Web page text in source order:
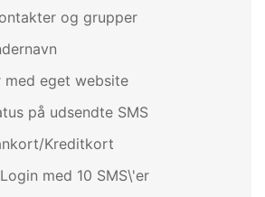
og grupper
med eget website
på udsendte SMS
Kreditkort
med 10 SMS\'er